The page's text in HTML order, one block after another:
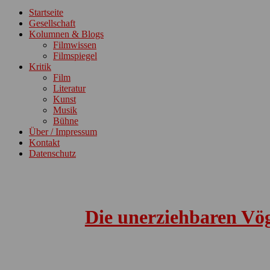
ein-/ausblenden
Startseite
Gesellschaft
Kolumnen & Blogs
Filmwissen
Filmspiegel
Kritik
Film
Literatur
Kunst
Musik
Bühne
Über / Impressum
Kontakt
Datenschutz
Die unerziehbaren